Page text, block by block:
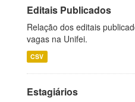
Editais Publicados
Relação dos editais
vagas na Unifei.
CSV
Estagiários